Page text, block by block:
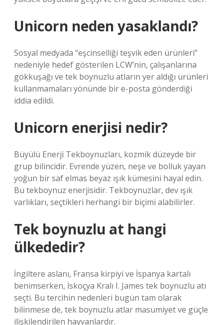
Unicorn neden yasaklandı?
Sosyal medyada “eşcinselliği teşvik eden ürünleri”
nedeniyle hedef gösterilen LCW’nin, çalışanlarına
gökkuşağı ve tek boynuzlu atların yer aldığı ürünleri
kullanmamaları yönünde bir e-posta gönderdiği
iddia edildi.
Unicorn enerjisi nedir?
Büyülü Enerji Tekboynuzları, kozmik düzeyde bir
grup bilincidir. Evrende yüzen, neşe ve bolluk yayan
yoğun bir saf elmas beyaz ışık kümesini hayal edin.
Bu tekboynuz enerjisidir. Tekboynuzlar, dev ışık
varlıkları, seçtikleri herhangi bir biçimi alabilirler.
Tek boynuzlu at hangi
ülkededir?
İngiltere aslanı, Fransa kirpiyi ve İspanya kartalı
benimserken, İskoçya Kralı I. James tek boynuzlu atı
seçti. Bu tercihin nedenleri bugün tam olarak
bilinmese de, tek boynuzlu atlar masumiyet ve güçle
ilişkilendirilen hayvanlardır.